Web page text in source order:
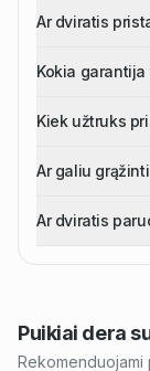
Ar dviratis
Kokia
Kiek užtruks
Ar galiu
Ar dviratis
Puikiai dera
Rekomenduojami